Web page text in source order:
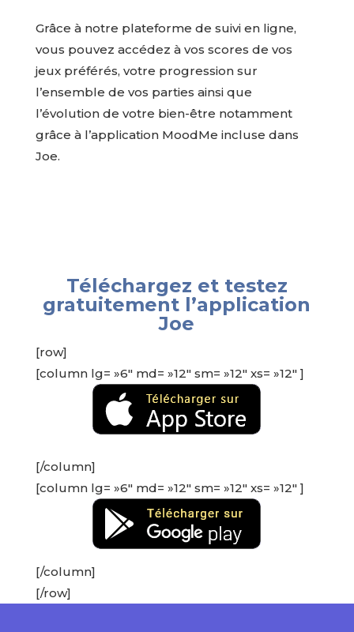
Grâce à notre plateforme de suivi en ligne,
vous pouvez accédez à vos scores de vos
jeux préférés, votre progression sur
l’ensemble de vos parties ainsi que
l’évolution de votre bien-être notamment
grâce à l’application MoodMe incluse dans
Joe.
Téléchargez et testez
gratuitement l’application
Joe
[row]
[column lg= »6″ md= »12″ sm= »12″ xs= »12″ ]
[/column]
[column lg= »6″ md= »12″ sm= »12″ xs= »12″ ]
[/column]
[/row]